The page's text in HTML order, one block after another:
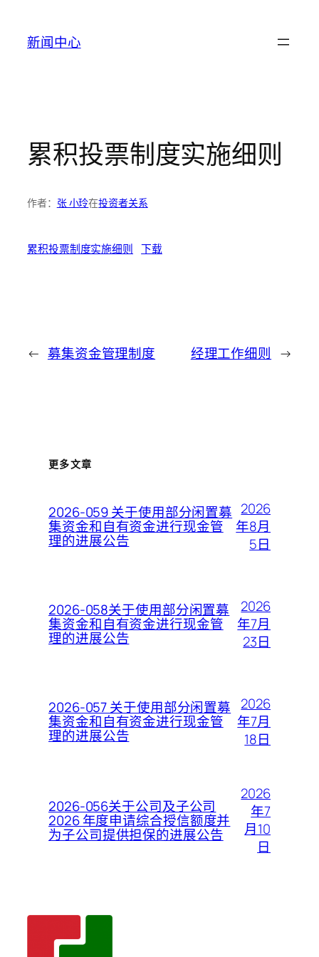
新闻中心
累积投票制度实施细则
作者： 张 小玲在投资者关系
累积投票制度实施细则 下载
← 募集资金管理制度 经理工作细则 →
更多文章
2026-059 关于使用部分闲置募
集资金和自有资金进行现金管
理的进展公告
2026
年8月
5日
2026-058关于使用部分闲置募
集资金和自有资金进行现金管
理的进展公告
2026
年7月
23日
2026-057 关于使用部分闲置募
集资金和自有资金进行现金管
理的进展公告
2026
年7月
18日
2026-056关于公司及子公司
2026 年度申请综合授信额度并
为子公司提供担保的进展公告
2026
年7
月10
日